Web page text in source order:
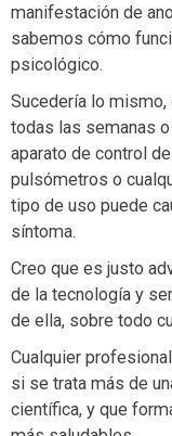
manifestación de
sabemos cómo
psicológico.
Sucedería lo
todas las semanas
aparato de control
pulsómetros o
tipo de uso puede
síntoma.
Creo que es justo
de la tecnología y
de ella, sobre todo
Cualquier
si se trata más de
científica, y que